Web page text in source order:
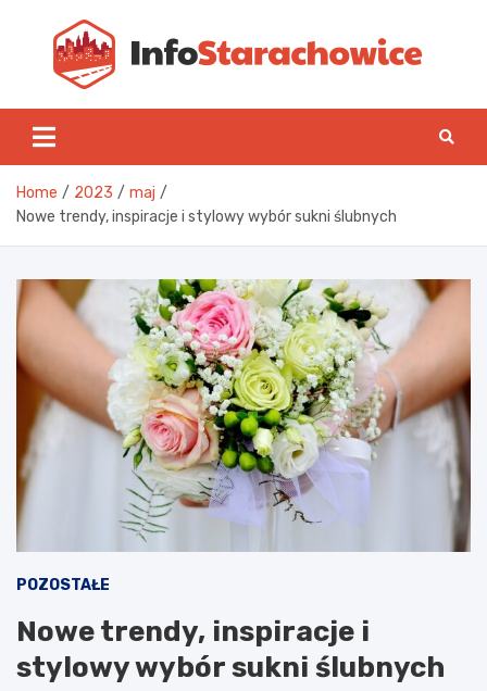
content
Home 2023
maj
Nowe trendy, inspiracje i stylowy wybór sukni ślubnych
POZOSTAŁE
Nowe trendy, inspiracje i
stylowy wybór sukni ślubnych